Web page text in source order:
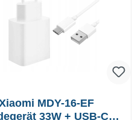
MDY-16-EF
33W + USB-C